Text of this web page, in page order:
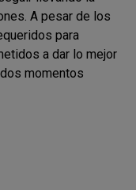
A pesar de los
para
a dar lo mejor
momentos